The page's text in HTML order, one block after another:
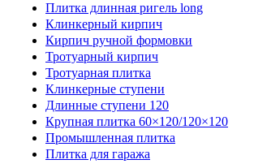
Плитка длинная ригель long
Клинкерный кирпич
Кирпич ручной формовки
Тротуарный кирпич
Тротуарная плитка
Клинкерные ступени
Длинные ступени 120
Крупная плитка 60×120/120×120
Промышленная плитка
Плитка для гаража